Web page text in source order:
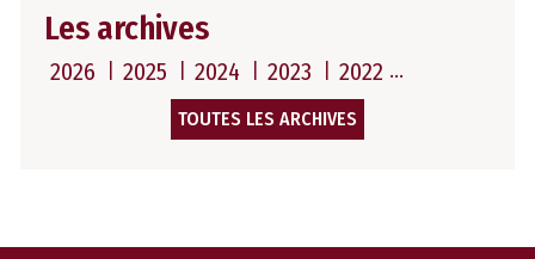
Les archives
2026 2025 2024 2023 2022
TOUTES LES ARCHIVES